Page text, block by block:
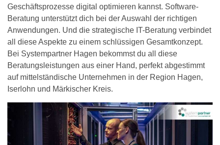
Geschäftsprozesse digital optimieren kannst. Software-
Beratung unterstützt dich bei der Auswahl der richtigen
Anwendungen. Und die strategische IT-Beratung verbindet
all diese Aspekte zu einem schlüssigen Gesamtkonzept.
Bei Systempartner Hagen bekommst du all diese
Beratungsleistungen aus einer Hand, perfekt abgestimmt
auf mittelständische Unternehmen in der Region Hagen,
Iserlohn und Märkischer Kreis.